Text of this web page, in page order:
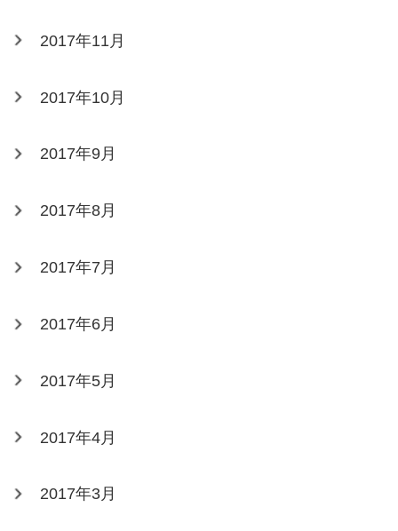
2017年11月
2017年10月
2017年9月
2017年8月
2017年7月
2017年6月
2017年5月
2017年4月
2017年3月